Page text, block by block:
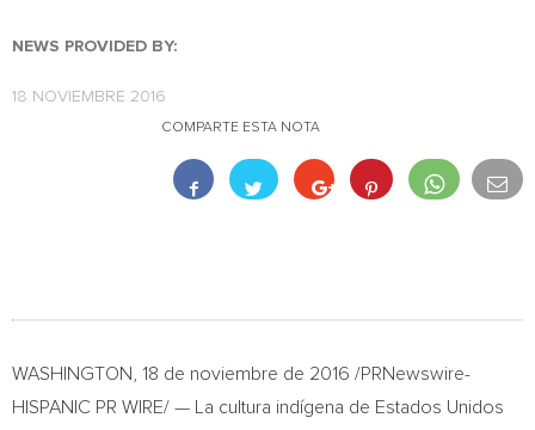
NEWS PROVIDED BY:
18 NOVIEMBRE 2016
COMPARTE ESTA NOTA
WASHINGTON
, 18 de noviembre de 2016 /PRNewswire-
HISPANIC PR WIRE/ — La cultura indígena de Estados Unidos